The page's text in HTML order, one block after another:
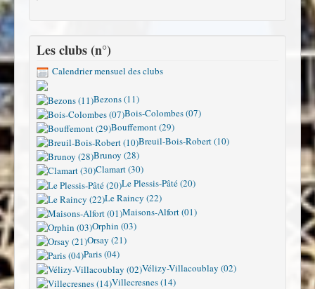
Les clubs (n°)
Calendrier mensuel des clubs
Bezons (11)
Bois-Colombes (07)
Bouffemont (29)
Breuil-Bois-Robert (10)
Brunoy (28)
Clamart (30)
Le Plessis-Pâté (20)
Le Raincy (22)
Maisons-Alfort (01)
Orphin (03)
Orsay (21)
Paris (04)
Vélizy-Villacoublay (02)
Villecresnes (14)